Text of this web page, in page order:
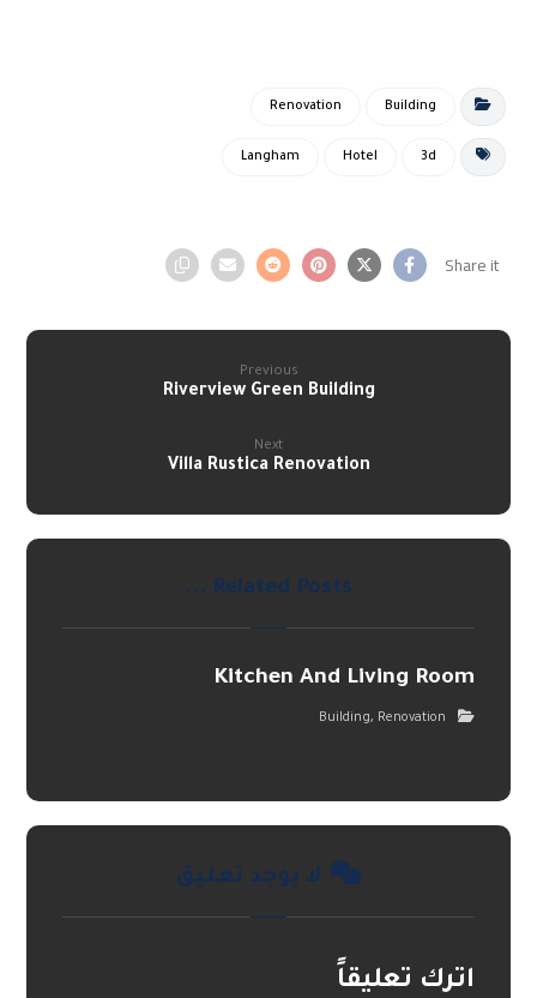
Building
Renovation
3d
Hotel
Langham
Previous
Riverview Green Building
Next
Villa Rustica Renovation
Related Posts ...
Kitchen And Living Room
Building, Renovation
لا يوجد تعليق
اترك تعليقاً